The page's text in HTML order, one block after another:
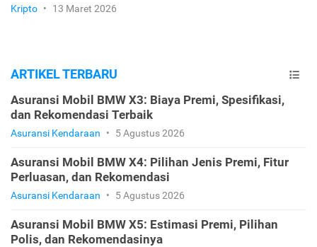
Kripto • 13 Maret 2026
ARTIKEL TERBARU
Asuransi Mobil BMW X3: Biaya Premi, Spesifikasi,
dan Rekomendasi Terbaik
Asuransi Kendaraan • 5 Agustus 2026
Asuransi Mobil BMW X4: Pilihan Jenis Premi, Fitur
Perluasan, dan Rekomendasi
Asuransi Kendaraan • 5 Agustus 2026
Asuransi Mobil BMW X5: Estimasi Premi, Pilihan
Polis, dan Rekomendasinya